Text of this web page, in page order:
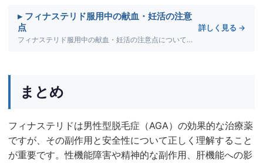
▸ フィナステリド服用中の献血・妊活の注意
点
フィナステリド服用中の献血・妊活の注意点について詳しく解説します。
詳しく見る →
まとめ
フィナステリドは男性型脱毛症（AGA）の効果的な治療薬
ですが、その副作用と安全性について正しく理解すること
が重要です。性機能障害や精神的な副作用、肝機能への影